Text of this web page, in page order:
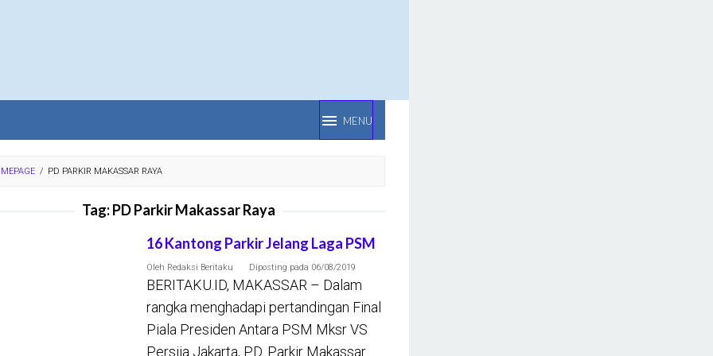
MENU
/ PD PARKIR MAKASSAR RAYA
Tag:PD Parkir Makassar Raya
16 Kantong Parkir Jelang Laga PSM
Oleh Redaksi Beritaku Diposting pada 06/08/2019
BERITAKU.ID, MAKASSAR – Dalam
rangka menghadapi pertandingan Final
Piala Presiden Antara PSM Mksr VS
Persija Jakarta, PD. Parkir Makassar